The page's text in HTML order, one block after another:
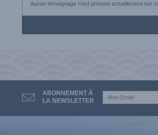
Aucun témoignage n'est présent actuellement sur
ABONNEMENT À
LA NEWSLETTER